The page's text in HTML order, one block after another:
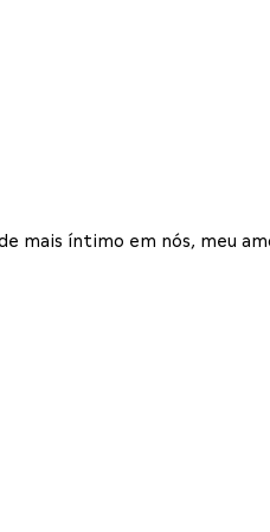
mais íntimo em nós, meu